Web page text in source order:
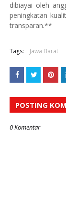
dibiayai oleh
peningkatan
transparan.**
Tags: Jawa Barat
POSTING
0 Komentar